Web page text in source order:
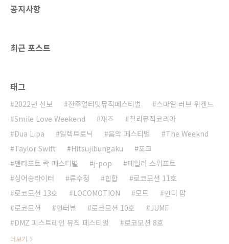
인 ‘컬처 파크(Culture Park)’, 다목적 공연장 ‘스
공지사항
최근 포스트
태그
2022년 신보 전주얼티밋뮤직페스티벌
스마일 러브 위켄드
Smile Love Weekend
재즈
칠리뮤직코리아
Dua Lipa
일렉트로닉 음악 페스티벌
The Weeknd
Taylor Swift
Hitsujibungaku
포크
펜타포트 락 페스티벌
j-pop
테일러 스위프트
싱어송라이터
류수정 힙합
로코모션 11호
로코모션 13호
LOCOMOTION 모트
인디 팝
로코모션
인터뷰 로코모션 10호
JUMF
DMZ 피스트레인 뮤직 페스티벌
로코모션 8호
더보기